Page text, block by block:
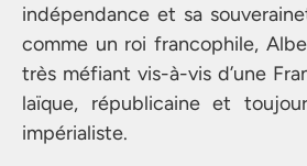
indépendance et sa
comme un roi francophile,
très méfiant vis-à-vis d’une
laïque, républicaine et
impérialiste.